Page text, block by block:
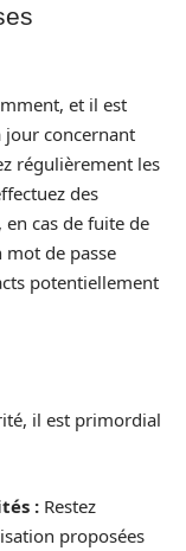
et il est
jour concernant
régulièrement les
des
en cas de fuite de
mot de passe
potentiellement
il est primordial
: Restez
proposées